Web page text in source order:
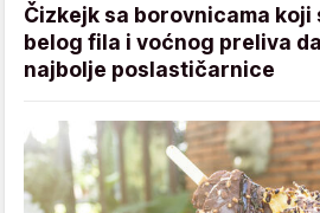
Čizkejk sa borovnicama koji
belog fila i voćnog preliva
najbolje poslastičarnice